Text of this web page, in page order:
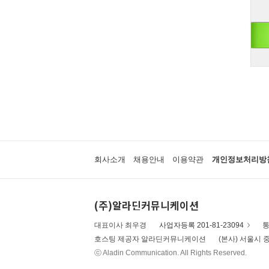
회사소개 채용안내 이용약관 개인정보처리방
(주)알라딘커뮤니케이션
대표이사 최우경 사업자등록 201-81-23094
호스팅 제공자 알라딘커뮤니케이션
(본사) 서울시
ⓒ Aladin Communication. All Rights Reserved.